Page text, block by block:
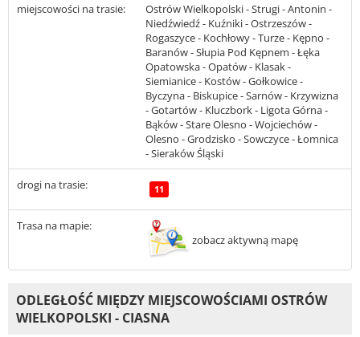
miejscowości na trasie:
Ostrów Wielkopolski - Strugi - Antonin -
Niedźwiedź - Kuźniki - Ostrzeszów -
Rogaszyce - Kochłowy - Turze - Kępno -
Baranów - Słupia Pod Kępnem - Łęka
Opatowska - Opatów - Klasak -
Siemianice - Kostów - Gołkowice -
Byczyna - Biskupice - Sarnów - Krzywizna
- Gotartów - Kluczbork - Ligota Górna -
Bąków - Stare Olesno - Wojciechów -
Olesno - Grodzisko - Sowczyce - Łomnica
- Sieraków Śląski
drogi na trasie: 11
Trasa na mapie:
zobacz aktywną mapę
ODLEGŁOŚĆ MIĘDZY MIEJSCOWOŚCIAMI OSTRÓW
WIELKOPOLSKI - CIASNA